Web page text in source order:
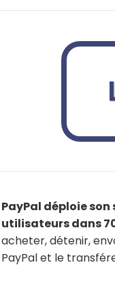
PayPal déploie
utilisateurs dans
acheter, détenir,
PayPal et le